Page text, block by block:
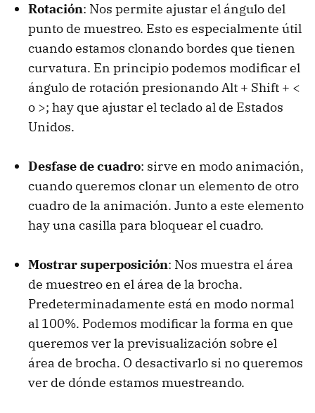
Rotación: Nos permite ajustar el ángulo del
punto de muestreo. Esto es especialmente útil
cuando estamos clonando bordes que tienen
curvatura. En principio podemos modificar el
ángulo de rotación presionando Alt + Shift + <
o >; hay que ajustar el teclado al de Estados
Unidos.
Desfase de cuadro: sirve en modo animación,
cuando queremos clonar un elemento de otro
cuadro de la animación. Junto a este elemento
hay una casilla para bloquear el cuadro.
Mostrar superposición: Nos muestra el área
de muestreo en el área de la brocha.
Predeterminadamente está en modo normal
al 100%. Podemos modificar la forma en que
queremos ver la previsualización sobre el
área de brocha. O desactivarlo si no queremos
ver de dónde estamos muestreando.